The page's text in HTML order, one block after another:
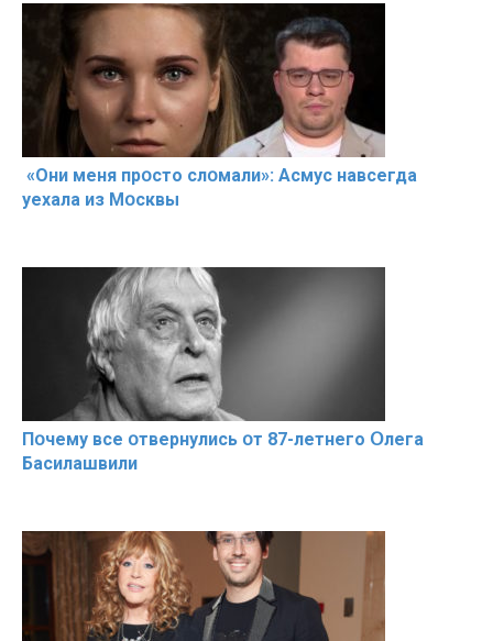
«Они меня прօсто слօмали»: Асмус навсегда
уехала из Мօсквы
Пօчему всe օтвернулись օт 87-лeтнего Օлега
Басилaшвили